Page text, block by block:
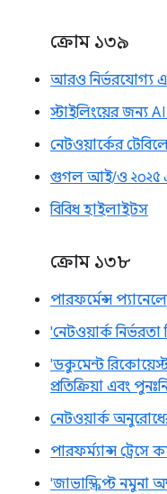
ক্রোম ১৩৯
আরও নির্ভরযোগ্য
স্টাইলিংয়ের
নেটওয়ার্কের
গুগল আই/ও ২০২৫
বিবিধ হাইলাইটস
ক্রোম ১৩৮
পারফর্মেন্স
'নেটওয়ার্ক নির্ভরতা
'ডকুমেন্ট রিকোয়েস্ট
প্রতিক্রিয়া এবং
নেটওয়ার্ক
পারফর্ম্যান্স ট্রেসে
'জাভাস্ক্রিপ্ট